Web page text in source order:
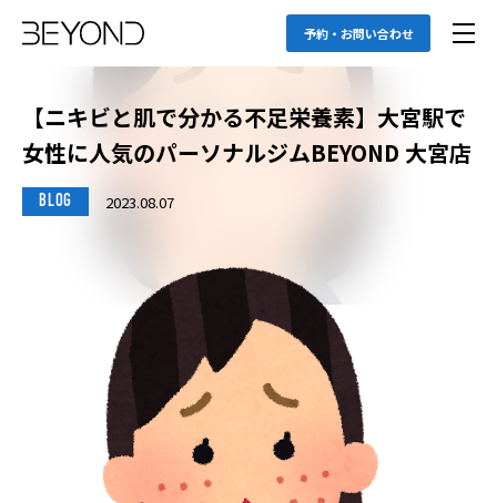
予約・お問い合わせ
【ニキビと肌で分かる不足栄養素】大宮駅で
女性に人気のパーソナルジムBEYOND 大宮店
BLOG 2023.08.07